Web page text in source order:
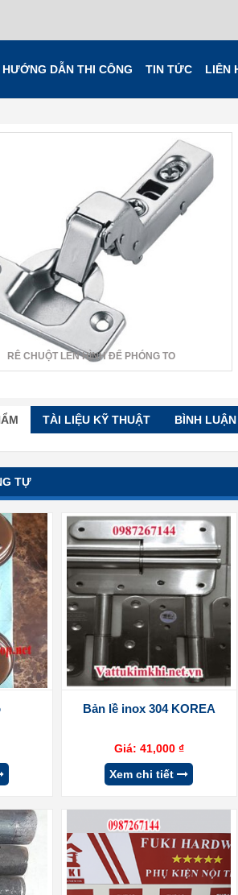
HƯỚNG DẪN THI CÔNG TIN TỨC LIÊN
RÊ CHUỘT LÊN HÌNH ĐỂ PHÓNG TO
TÀI LIỆU KỸ THUẬT BÌNH LUẬN
TỰ
Bản lề inox 304 KOREA
Giá: 41,000 ₫
Xem chi tiết